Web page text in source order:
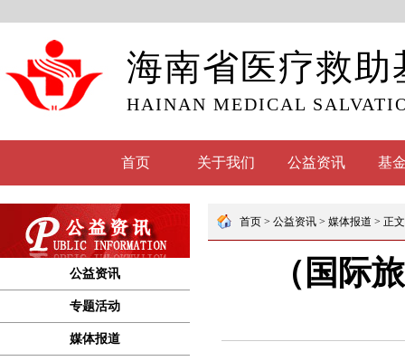
海南省医疗救助
HAINAN MEDICAL
首页 关于我们 公益资讯 基
公益资讯
专题活动
媒体报道